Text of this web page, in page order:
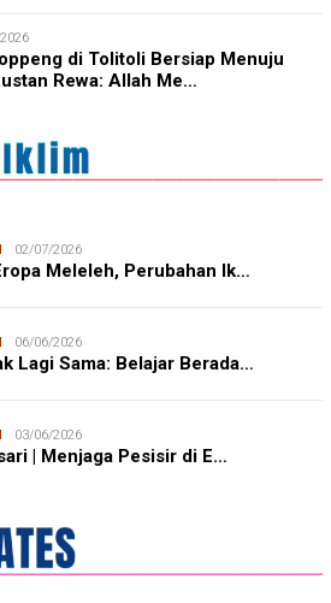
di Tolitoli Bersiap Menuju
Rewa: Allah Me…
02/07/2026
Meleleh, Perubahan Ik…
06/06/2026
Lagi Sama: Belajar Berada…
03/06/2026
| Menjaga Pesisir di E…